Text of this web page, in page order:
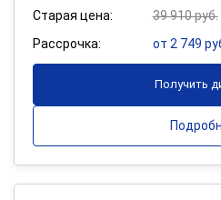
Старая цена:
39 910 руб.
Рассрочка:
от 2 749
Получить